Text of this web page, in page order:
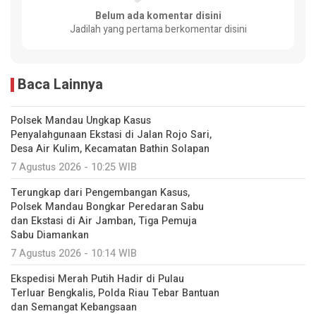
Belum ada komentar disini
Jadilah yang pertama berkomentar disini
Baca Lainnya
Polsek Mandau Ungkap Kasus
Penyalahgunaan Ekstasi di Jalan Rojo Sari,
Desa Air Kulim, Kecamatan Bathin Solapan
7 Agustus 2026 - 10:25 WIB
Terungkap dari Pengembangan Kasus,
Polsek Mandau Bongkar Peredaran Sabu
dan Ekstasi di Air Jamban, Tiga Pemuja
Sabu Diamankan
7 Agustus 2026 - 10:14 WIB
Ekspedisi Merah Putih Hadir di Pulau
Terluar Bengkalis, Polda Riau Tebar Bantuan
dan Semangat Kebangsaan